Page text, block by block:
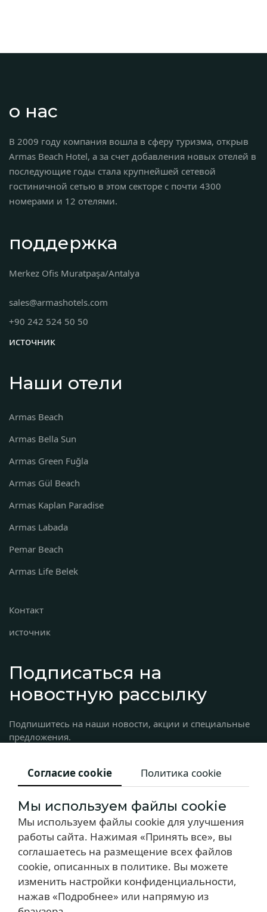
о нас
В 2009 году компания вошла в сферу туризма, открыв
Armas Beach Hotel, а за счет добавления новых отелей в
последующие годы стала крупнейшей сетевой
гостиничной сетью в этом секторе с почти 4300
номерами и 12 отелями.
поддержка
Merkez Ofis Muratpaşa/Antalya
sales@armashotels.com
+90 242 524 50 50
источник
Наши отели
Armas Beach
Armas Bella Sun
Armas Green Fuğla
Armas Gül Beach
Armas Kaplan Paradise
Armas Labada
Pemar Beach
Armas Life Belek
Контакт
источник
Подписаться на
новостную рассылку
Подпишитесь на наши новости, акции и специальные
предложения.
Copyright © 2024 Отель Армас
Согласие cookie Политика cookie
Мы используем файлы cookie
Мы используем файлы cookie для улучшения
работы сайта. Нажимая «Принять все», вы
соглашаетесь на размещение всех файлов
cookie, описанных в политике. Вы можете
изменить настройки конфиденциальности,
нажав «Подробнее» или напрямую из